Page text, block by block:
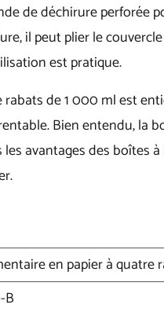
de déchirure perforée
il peut plier le
est pratique.
de 1 000 ml est
Bien entendu, la
avantages des boîtes à
en papier à
B